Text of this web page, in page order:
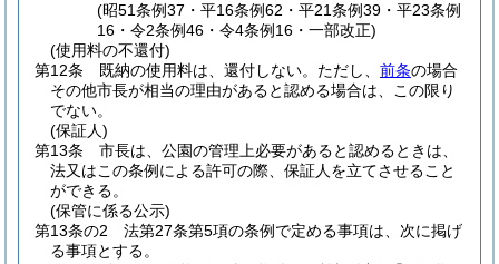
(昭51条例37・平16条例62・平21条例39・平23条例
16・令2条例46・令4条例16・一部改正)
(使用料の不還付)
第12条
既納の使用料は、還付しない。 ただし、 前条の場合
その他市長が相当の理由があると認める場合は、この限り
でない。
(保証人)
第13条
市長は、公園の管理上必要があると認めるときは、
法又はこの条例による許可の際、保証人を立てさせること
ができる。
(保管に係る公示)
第13条の2
法第27条第5項の条例で定める事項は、次に掲げ
る事項とする。